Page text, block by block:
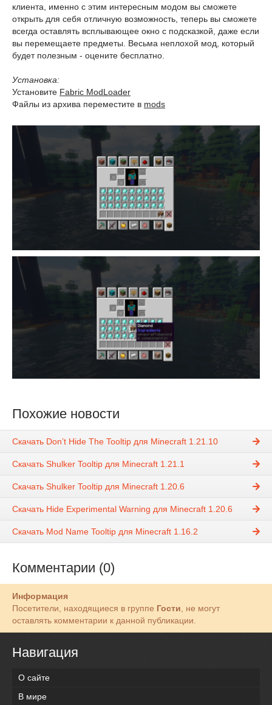
клиента, именно с этим интересным модом вы сможете
открыть для себя отличную возможность, теперь вы сможете
всегда оставлять всплывающее окно с подсказкой, даже если
вы перемещаете предметы. Весьма неплохой мод, который
будет полезным - оцените бесплатно.
Установка:
Установите Fabric ModLoader
Файлы из архива переместите в mods
Похожие новости
Скачать Don’t Hide The Tooltip для Minecraft 1.21.10
Скачать Shulker Tooltip для Minecraft 1.21.1
Скачать Shulker Tooltip для Minecraft 1.20.6
Скачать Hide Experimental Warning для Minecraft 1.20.6
Скачать Mod Name Tooltip для Minecraft 1.16.2
Комментарии (0)
Информация
Посетители, находящиеся в группе Гости, не могут
оставлять комментарии к данной публикации.
Навигация
О сайте
В мире